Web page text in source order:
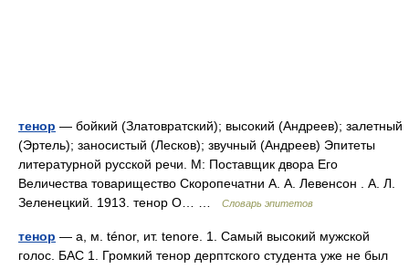
тенор — бойкий (Златовратский); высокий (Андреев); залетный
(Эртель); заносистый (Лесков); звучный (Андреев) Эпитеты
литературной русской речи. М: Поставщик двора Его
Величества товарищество Скоропечатни А. А. Левенсон . А. Л.
Зеленецкий. 1913. тенор О… …
Словарь эпитетов
тенор — а, м. ténor, ит. tenore. 1. Самый высокий мужской
голос. БАС 1. Громкий тенор дерптского студента уже не был